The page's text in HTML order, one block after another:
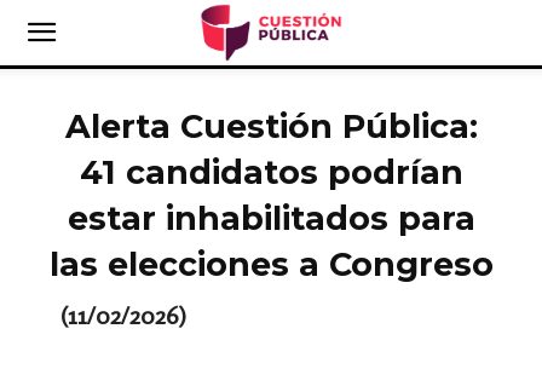
Alerta Cuestión Pública:
41 candidatos podrían
estar inhabilitados para
las elecciones a Congreso
(11/02/2026)